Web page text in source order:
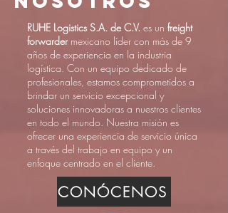
RUHE Logistics S.A. de C.V. es un freight
forwarder mexicano líder con más de 9
años de experiencia en la industria
logística. Con un equipo dedicado de
profesionales, estamos comprometidos a
brindar un servicio excepcional y
soluciones innovadoras a nuestros clientes
en todo el mundo. Nuestra misión es
ofrecer una experiencia de servicio única
a través del trabajo en equipo y un
enfoque centrado en el cliente.
CONÓCENOS